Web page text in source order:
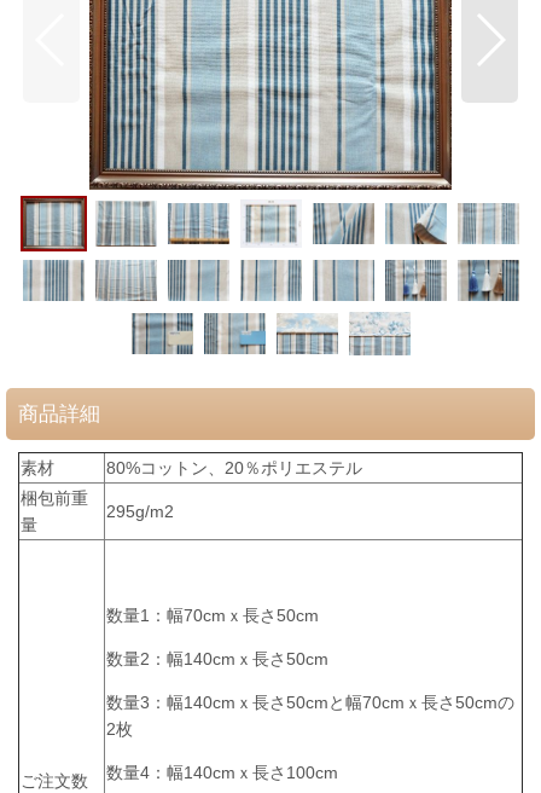
商品詳細
素材
80%コットン、20％ポリエステル
梱包前重
量
295g/m2
ご注文数
数量1：幅70cmｘ長さ50cm
数量2：幅140cmｘ長さ50cm
数量3：幅140cmｘ長さ50cmと幅70cmｘ長さ50cmの
2枚
数量4：幅140cmｘ長さ100cm